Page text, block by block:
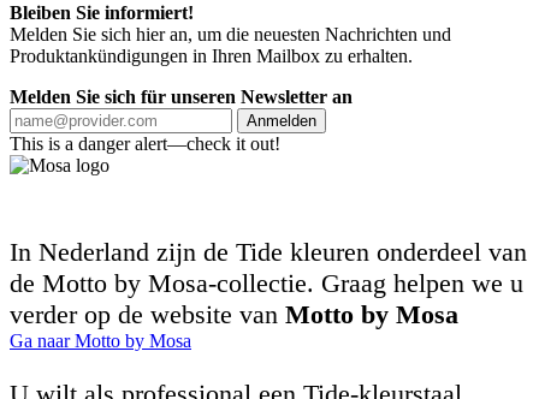
Bleiben Sie informiert!
Melden Sie sich hier an, um die neuesten Nachrichten und
Produktankündigungen in Ihren Mailbox zu erhalten.
Melden Sie sich für unseren Newsletter an
Anmelden
This is a danger alert—check it out!
In Nederland zijn de Tide kleuren onderdeel van
de Motto by Mosa-collectie. Graag helpen we u
verder op de website van Motto by Mosa
Ga naar Motto by Mosa